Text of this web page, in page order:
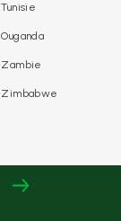
Tunisie
Ouganda
Zambie
Zimbabwe